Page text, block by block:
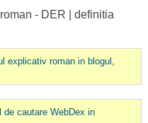
- DER
definitia
explicativ roman in blogul,
de cautare WebDex in